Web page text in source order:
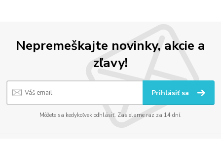
Nepremeškajte novinky, akcie a
zľavy!
Prihlásiť sa
Môžete sa kedykoľvek odhlásiť. Zasielame raz za 14 dní.